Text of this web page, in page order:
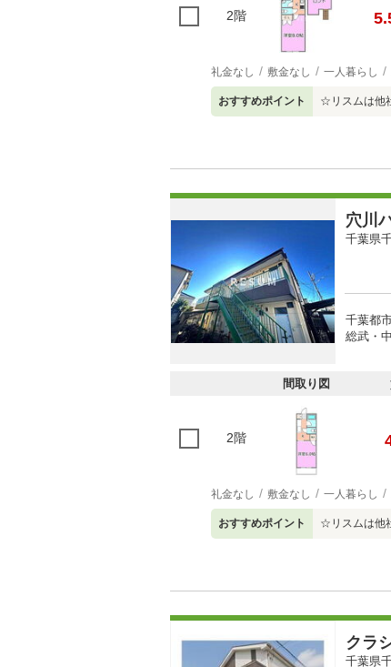
2階
礼金なし 敷金なし 一人暮らし
おすすめポイント ☆リスムは他
穴川
千葉県
千葉都
総武・
間取り図
2階
礼金なし 敷金なし 一人暮らし
おすすめポイント ☆リスムは他
クラ
千葉県